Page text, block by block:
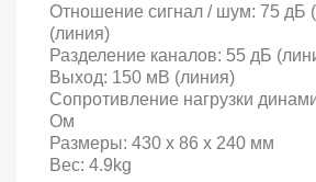
Отношение сигнал / шум: 75 дБ
(линия)
Разделение каналов: 55 дБ
Выход: 150 мВ (линия)
Сопротивление нагрузки
Ом
Размеры: 430 x 86 x 240 мм
Вес: 4.9kg